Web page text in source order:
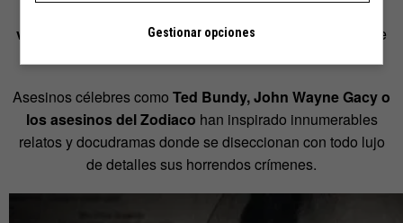
vidas
. Su perfil alonga la sombra del mal y la locura sobre
Asesinos célebres como Ted Bundy, John Wayne Gacy o
los asesinos del Zodiaco han inspirado innumerables
relatos y docudramas donde se diseccionan con todo lujo
de detalles sus horrendos crímenes.
Gestionar opciones